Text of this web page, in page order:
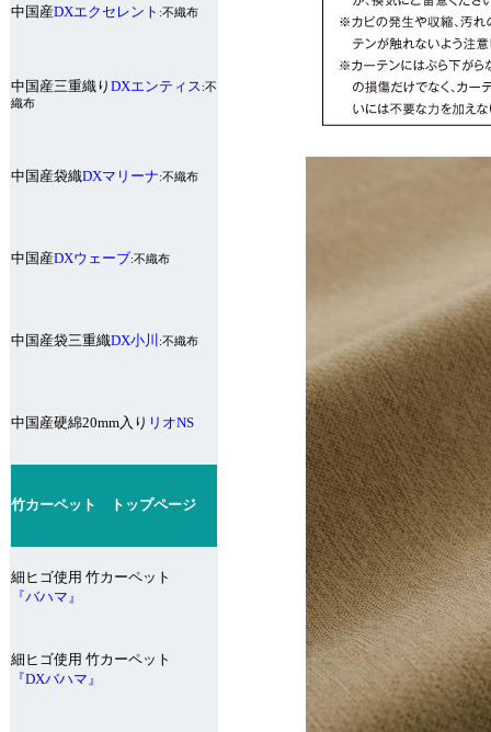
中国産DXエクセレント :不織布
中国産三重織り DXエンティス:不
織布
中国産袋織DXマリーナ:不織布
中国産DXウェーブ:不織布
中国産袋三重織DX小川 :不織布
中国産硬綿20mm入り リオNS
竹カーペット トップページ
細ヒゴ使用 竹カーペット
『バハマ』
細ヒゴ使用 竹カーペット
『DXバハマ』